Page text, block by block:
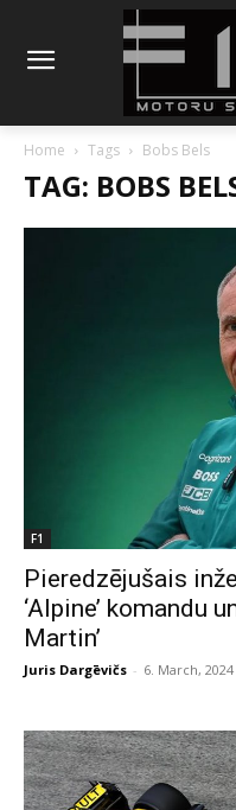
Home Tags Bobs Bels
TAG: BOBS
F1
Pieredzējušais
‘Alpine’ komandu
Martin’
Juris Dargēvičs - 6. March, 2024